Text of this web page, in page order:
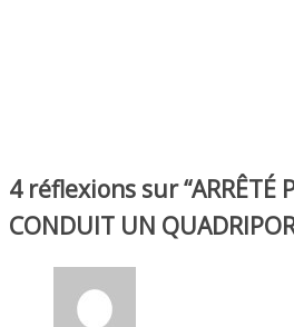
4 réflexions sur “ARRÊTÉ
CONDUIT UN